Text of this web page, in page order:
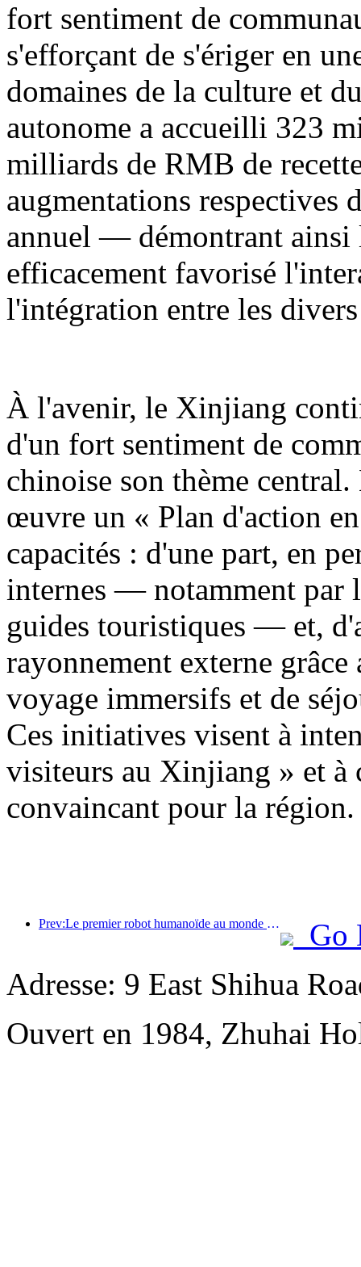
fort sentiment de
s'efforçant de s'ériger en
domaines de la culture et
autonome a accueilli 323
milliards de RMB de
augmentations respectives
annuel — démontrant ainsi
efficacement favorisé
l'intégration entre les
À l'avenir, le Xinjiang
d'un fort sentiment de
chinoise son thème
œuvre un « Plan d'action
capacités : d'une part, en
internes — notamment par
guides touristiques — et,
rayonnement externe
voyage immersifs et de
Ces initiatives visent à
visiteurs au Xinjiang » et à
convaincant pour la région.
Prev:Le premier robot humanoïde au monde dédié aux services de restauration multi-scénarios a été dévoilé.
Go
Adresse: 9 East Shihua
Ouvert en 1984, Zhuhai